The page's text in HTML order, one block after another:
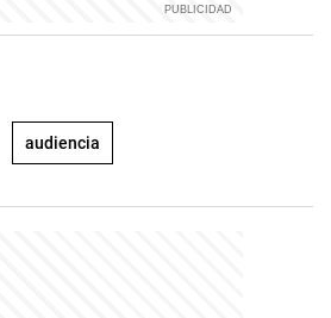
audiencia